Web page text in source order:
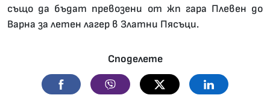
също да бъдат превозени от жп гара Плевен до
Варна за летен лагер в Златни Пясъци.
Споделете
Facebook Viber Twitter Linkedin